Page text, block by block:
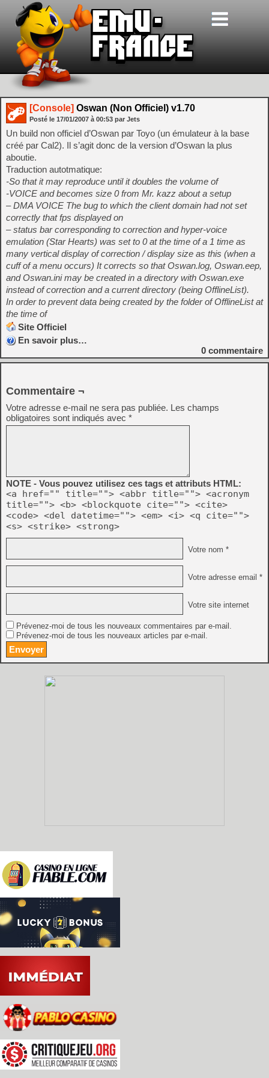
[Console] Oswan (Non Officiel) v1.70
Posté le 17/01/2007 à 00:53 par Jets
Un build non officiel d’Oswan par Toyo (un émulateur à la base
créé par Cal2). Il s’agit donc de la version d’Oswan la plus
aboutie.
Traduction autotmatique:
-So that it may reproduce until it doubles the volume of
-VOICE and becomes size 0 from Mr. kazz about a setup
– DMA VOICE The bug to which the client domain had not set
correctly that fps displayed on
– status bar corresponding to correction and hyper-voice
emulation (Star Hearts) was set to 0 at the time of a 1 time as
many vertical display of correction / display size as this (when a
cuff of a menu occurs) It corrects so that Oswan.log, Oswan.eep,
and Oswan.ini may be created in a directory with Oswan.exe
instead of correction and a current directory (being OfflineList).
In order to prevent data being created by the folder of OfflineList at
the time of
Site Officiel
En savoir plus…
0 commentaire
Commentaire ¬
Votre adresse e-mail ne sera pas publiée. Les champs
obligatoires sont indiqués avec *
NOTE - Vous pouvez utilisez ces tags et attributs HTML:
<a href="" title=""> <abbr title=""> <acronym
title=""> <b> <blockquote cite=""> <cite>
<code> <del datetime=""> <em> <i> <q cite="">
<s> <strike> <strong>
Votre nom *
Votre adresse email *
Votre site internet
Prévenez-moi de tous les nouveaux commentaires par e-mail.
Prévenez-moi de tous les nouveaux articles par e-mail.